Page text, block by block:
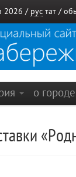
2026 / рус тат /
о городе